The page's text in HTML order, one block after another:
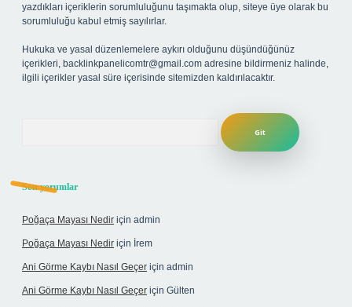
yazdıkları içeriklerin sorumluluğunu taşımakta olup, siteye üye olarak bu
sorumluluğu kabul etmiş sayılırlar.
Hukuka ve yasal düzenlemelere aykırı olduğunu düşündüğünüz
içerikleri, backlinkpanelicomtr@gmail.com adresine bildirmeniz halinde,
ilgili içerikler yasal süre içerisinde sitemizden kaldırılacaktır.
Son yorumlar
Poğaça Mayası Nedir için admin
Poğaça Mayası Nedir için İrem
Ani Görme Kaybı Nasıl Geçer için admin
Ani Görme Kaybı Nasıl Geçer için Gülten